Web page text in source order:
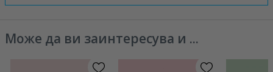
Може да ви заинтересува и ...